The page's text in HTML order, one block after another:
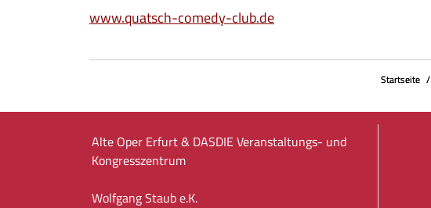
www.quatsch-comedy-club.de
Startseite
Alte Oper Erfurt & DASDIE Veranstaltungs- und
Kongresszentrum
Wolfgang Staub e.K.